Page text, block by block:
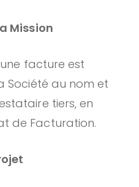
Mission
une facture est
Société au nom et
tiers, en
de Facturation.